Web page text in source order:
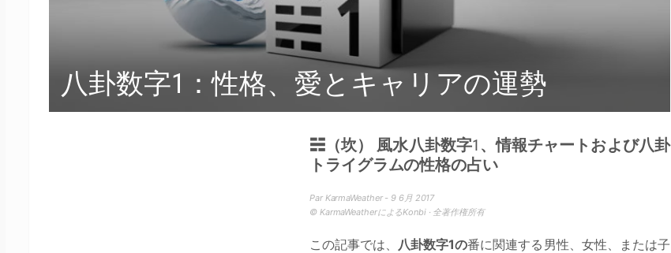
八卦数字1：性格、愛とキャリアの運勢
☵（坎） 風水八卦数字1、情報チャートおよび八卦
トライグラムの性格の占い
Par KarmaWeather - 9 6月 2017
© KarmaWeatherによるKonbi · 全著作権所有
この記事では、 八卦数字1の番に関連する男性、女性、または子